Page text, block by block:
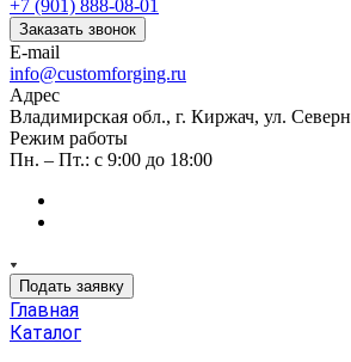
+7 (901) 888-08-01
Заказать звонок
E-mail
info@customforging.ru
Адрес
Владимирская обл., г. Киржач, ул.
Режим работы
Пн. – Пт.: с 9:00 до 18:00
Подать заявку
Главная
Каталог